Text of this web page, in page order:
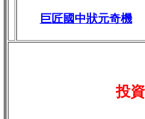
巨匠國中狀元奇機
投